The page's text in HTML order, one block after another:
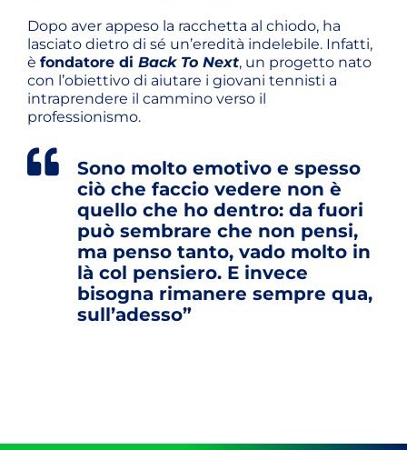
Dopo aver appeso la racchetta al chiodo, ha
lasciato dietro di sé un’eredità indelebile. Infatti,
è fondatore di Back To Next, un progetto nato
con l’obiettivo di aiutare i giovani tennisti a
intraprendere il cammino verso il
professionismo.
Sono molto emotivo e spesso
ciò che faccio vedere non è
quello che ho dentro: da fuori
può sembrare che non pensi,
ma penso tanto, vado molto in
là col pensiero. E invece
bisogna rimanere sempre qua,
sull’adesso”